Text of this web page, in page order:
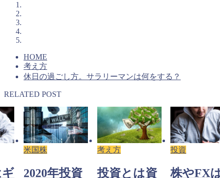
HOME
考え方
休日の過ごし方。サラリーマンは何をする？
RELATED POST
米国株
2020年投資
考え方
投資とは資
投資
株やFX